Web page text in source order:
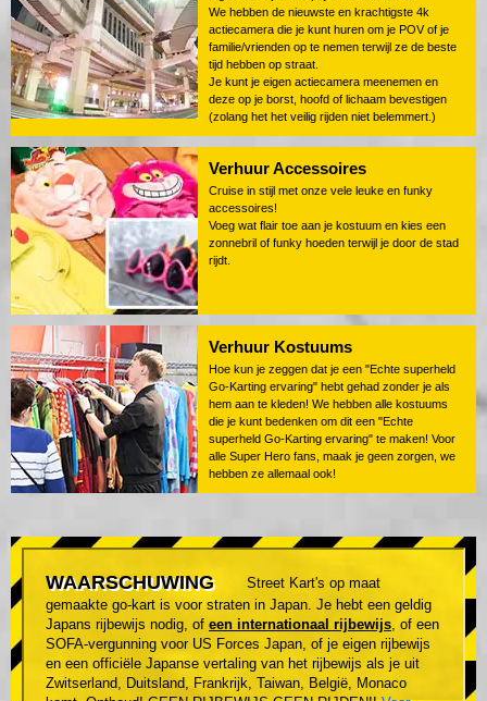
We hebben de nieuwste en krachtigste 4k
actiecamera die je kunt huren om je POV of je
familie/vrienden op te nemen terwijl ze de beste
tijd hebben op straat.
Je kunt je eigen actiecamera meenemen en
deze op je borst, hoofd of lichaam bevestigen
(zolang het het veilig rijden niet belemmert.)
Verhuur Accessoires
Cruise in stijl met onze vele leuke en funky
accessoires!
Voeg wat flair toe aan je kostuum en kies een
zonnebril of funky hoeden terwijl je door de stad
rijdt.
Verhuur Kostuums
Hoe kun je zeggen dat je een "Echte superheld
Go-Karting ervaring" hebt gehad zonder je als
hem aan te kleden! We hebben alle kostuums
die je kunt bedenken om dit een "Echte
superheld Go-Karting ervaring" te maken! Voor
alle Super Hero fans, maak je geen zorgen, we
hebben ze allemaal ook!
WAARSCHUWING
Street Kart's op maat
gemaakte go-kart is voor straten in Japan. Je hebt een geldig
Japans rijbewijs nodig, of een internationaal rijbewijs , of een
SOFA-vergunning voor US Forces Japan, of je eigen rijbewijs
en een officiële Japanse vertaling van het rijbewijs als je uit
Zwitserland, Duitsland, Frankrijk, Taiwan, België, Monaco